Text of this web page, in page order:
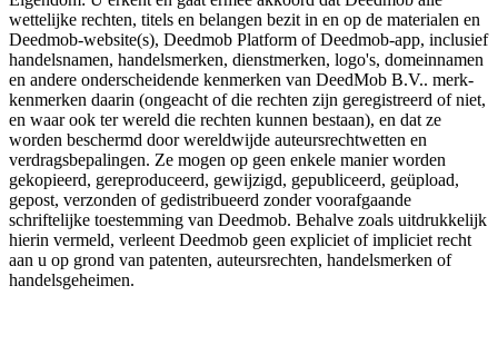
wettelijke rechten, titels en belangen bezit in en op de materialen en
Deedmob-website(s), Deedmob Platform of Deedmob-app, inclusief
handelsnamen, handelsmerken, dienstmerken, logo's, domeinnamen
en andere onderscheidende kenmerken van DeedMob B.V.. merk-
kenmerken daarin (ongeacht of die rechten zijn geregistreerd of niet,
en waar ook ter wereld die rechten kunnen bestaan), en dat ze
worden beschermd door wereldwijde auteursrechtwetten en
verdragsbepalingen. Ze mogen op geen enkele manier worden
gekopieerd, gereproduceerd, gewijzigd, gepubliceerd, geüpload,
gepost, verzonden of gedistribueerd zonder voorafgaande
schriftelijke toestemming van Deedmob. Behalve zoals uitdrukkelijk
hierin vermeld, verleent Deedmob geen expliciet of impliciet recht
aan u op grond van patenten, auteursrechten, handelsmerken of
handelsgeheimen.